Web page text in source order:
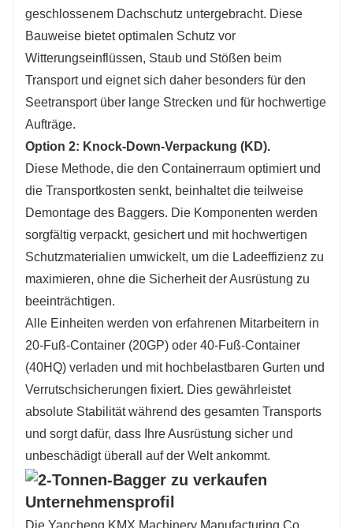
geschlossenem Dachschutz untergebracht. Diese
Bauweise bietet optimalen Schutz vor
Witterungseinflüssen, Staub und Stößen beim
Transport und eignet sich daher besonders für den
Seetransport über lange Strecken und für hochwertige
Aufträge.
Option 2: Knock-Down-Verpackung (KD).
Diese Methode, die den Containerraum optimiert und
die Transportkosten senkt, beinhaltet die teilweise
Demontage des Baggers. Die Komponenten werden
sorgfältig verpackt, gesichert und mit hochwertigen
Schutzmaterialien umwickelt, um die Ladeeffizienz zu
maximieren, ohne die Sicherheit der Ausrüstung zu
beeinträchtigen.
Alle Einheiten werden von erfahrenen Mitarbeitern in
20-Fuß-Container (20GP) oder 40-Fuß-Container
(40HQ) verladen und mit hochbelastbaren Gurten und
Verrutschsicherungen fixiert. Dies gewährleistet
absolute Stabilität während des gesamten Transports
und sorgt dafür, dass Ihre Ausrüstung sicher und
unbeschädigt überall auf der Welt ankommt.
Unternehmensprofil